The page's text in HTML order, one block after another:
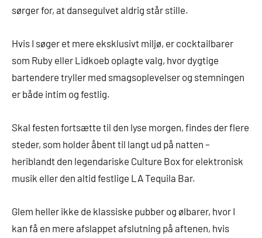
sørger for, at dansegulvet aldrig står stille.
Hvis I søger et mere eksklusivt miljø, er cocktailbarer
som Ruby eller Lidkoeb oplagte valg, hvor dygtige
bartendere tryller med smagsoplevelser og stemningen
er både intim og festlig.
Skal festen fortsætte til den lyse morgen, findes der flere
steder, som holder åbent til langt ud på natten –
heriblandt den legendariske Culture Box for elektronisk
musik eller den altid festlige LA Tequila Bar.
Glem heller ikke de klassiske pubber og ølbarer, hvor I
kan få en mere afslappet afslutning på aftenen, hvis